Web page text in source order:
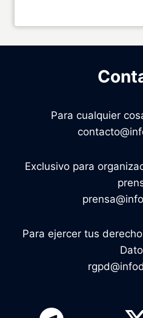
Para cualquier
Exclusivo para
Para ejercer tus